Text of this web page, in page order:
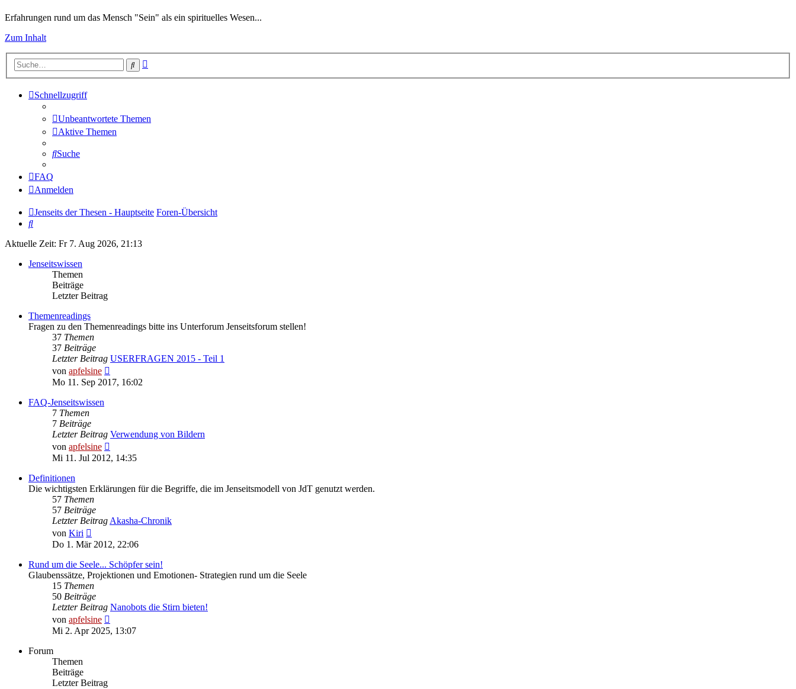
Erfahrungen rund um das Mensch "Sein" als ein spirituelles Wesen...
Zum Inhalt
Suche
Schnellzugriff
Unbeantwortete Themen
Aktive Themen
Suche
FAQ
Anmelden
Jenseits der Thesen - Hauptseite Foren-Übersicht
Suche
Aktuelle Zeit: Fr 7. Aug 2026, 21:13
Jenseitswissen
Themen
Beiträge
Letzter Beitrag
Themenreadings
Fragen zu den Themenreadings bitte ins Unterforum Jenseitsforum stellen!
37 Themen
37 Beiträge
Letzter Beitrag USERFRAGEN 2015 - Teil 1
von apfelsine
Beitrag
Mo 11. Sep 2017, 16:02
FAQ-Jenseitswissen
7 Themen
7 Beiträge
Letzter Beitrag Verwendung von Bildern
von apfelsine
Beitrag
Mi 11. Jul 2012, 14:35
Definitionen
Die wichtigsten Erklärungen für die Begriffe, die im Jenseitsmodell von JdT genutzt werden.
57 Themen
57 Beiträge
Letzter Beitrag Akasha-Chronik
von Kiri
Beitrag
Do 1. Mär 2012, 22:06
Rund um die Seele... Schöpfer sein!
Glaubenssätze, Projektionen und Emotionen- Strategien rund um die Seele
15 Themen
50 Beiträge
Letzter Beitrag Nanobots die Stirn bieten!
von apfelsine
Beitrag
Mi 2. Apr 2025, 13:07
Forum
Themen
Beiträge
Letzter Beitrag